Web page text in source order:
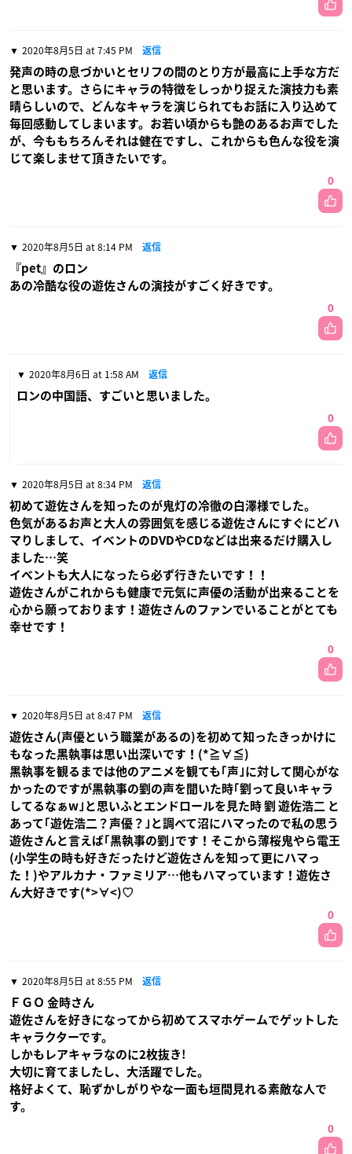
2020年8月5日 at 7:45 PM 返信
発声の時の息づかいとセリフの間のとり方が最高に上手な方だ
と思います。さらにキャラの特徴をしっかり捉えた演技力も素
晴らしいので、どんなキャラを演じられてもお話に入り込めて
毎回感動してしまいます。お若い頃からも艶のあるお声でした
が、今ももちろんそれは健在ですし、これからも色んな役を演
じて楽しませて頂きたいです。
0
2020年8月5日 at 8:14 PM 返信
『pet』のロン
あの冷酷な役の遊佐さんの演技がすごく好きです。
0
2020年8月6日 at 1:58 AM 返信
ロンの中国語、すごいと思いました。
0
2020年8月5日 at 8:34 PM 返信
初めて遊佐さんを知ったのが鬼灯の冷徹の白澤様でした。
色気があるお声と大人の雰囲気を感じる遊佐さんにすぐにどハ
マりしまして、イベントのDVDやCDなどは出来るだけ購入し
ました…笑
イベントも大人になったら必ず行きたいです！！
遊佐さんがこれからも健康で元気に声優の活動が出来ることを
心から願っております！遊佐さんのファンでいることがとても
幸せです！
0
2020年8月5日 at 8:47 PM 返信
遊佐さん(声優という職業があるの)を初めて知ったきっかけに
もなった黒執事は思い出深いです！(*≧∀≦)
黒執事を観るまでは他のアニメを観ても｢声｣に対して関心がな
かったのですが黒執事の劉の声を聞いた時｢劉って良いキャラ
してるなぁw｣と思いふとエンドロールを見た時 劉 遊佐浩二 と
あって｢遊佐浩二？声優？｣と調べて沼にハマったので私の思う
遊佐さんと言えば｢黒執事の劉｣です！そこから薄桜鬼やら電王
(小学生の時も好きだったけど遊佐さんを知って更にハマっ
た！)やアルカナ・ファミリア…他もハマっています！遊佐さ
ん大好きです(*>∀<)♡
0
2020年8月5日 at 8:55 PM 返信
ＦＧＯ 金時さん
遊佐さんを好きになってから初めてスマホゲームでゲットした
キャラクターです。
しかもレアキャラなのに2枚抜き!
大切に育てましたし、大活躍でした。
格好よくて、恥ずかしがりやな一面も垣間見れる素敵な人で
す。
0